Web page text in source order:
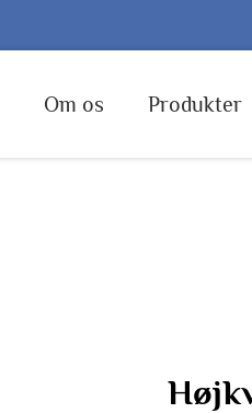
Om os Produkter